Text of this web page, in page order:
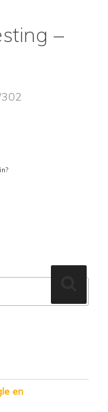
–
en